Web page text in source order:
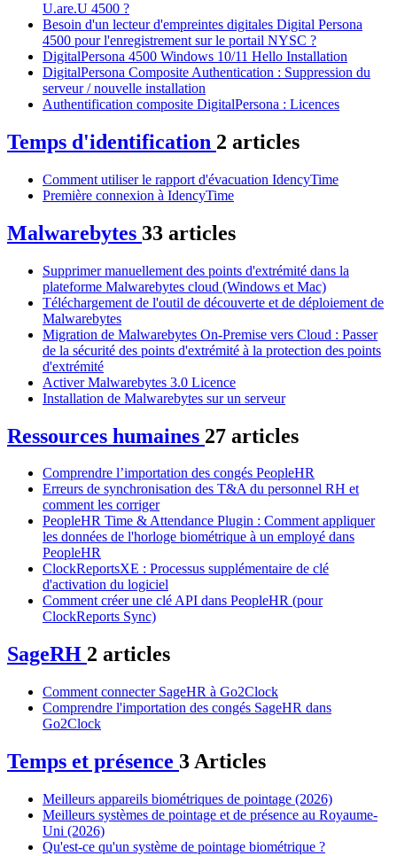
U.are.U 4500 ?
Besoin d'un lecteur d'empreintes digitales Digital Persona
4500 pour l'enregistrement sur le portail NYSC ?
DigitalPersona 4500 Windows 10/11 Hello Installation
DigitalPersona Composite Authentication : Suppression du
serveur / nouvelle installation
Authentification composite DigitalPersona : Licences
Temps d'identification 2 articles
Comment utiliser le rapport d'évacuation IdencyTime
Première connexion à IdencyTime
Malwarebytes 33 articles
Supprimer manuellement des points d'extrémité dans la
plateforme Malwarebytes cloud (Windows et Mac)
Téléchargement de l'outil de découverte et de déploiement de
Malwarebytes
Migration de Malwarebytes On-Premise vers Cloud : Passer
de la sécurité des points d'extrémité à la protection des points
d'extrémité
Activer Malwarebytes 3.0 Licence
Installation de Malwarebytes sur un serveur
Ressources humaines 27 articles
Comprendre l’importation des congés PeopleHR
Erreurs de synchronisation des T&A du personnel RH et
comment les corriger
PeopleHR Time & Attendance Plugin : Comment appliquer
les données de l'horloge biométrique à un employé dans
PeopleHR
ClockReportsXE : Processus supplémentaire de clé
d'activation du logiciel
Comment créer une clé API dans PeopleHR (pour
ClockReports Sync)
SageRH 2 articles
Comment connecter SageHR à Go2Clock
Comprendre l'importation des congés SageHR dans
Go2Clock
Temps et présence 3 Articles
Meilleurs appareils biométriques de pointage (2026)
Meilleurs systèmes de pointage et de présence au Royaume-
Uni (2026)
Qu'est-ce qu'un système de pointage biométrique ?